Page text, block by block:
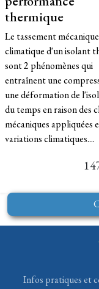
thermique
Le tassement
climatique d'un isolant
sont 2 phénomènes qui
entraînent une
une déformation de
du temps en raison des
mécaniques appliquées
variations climatiques....
Infos pratiques et